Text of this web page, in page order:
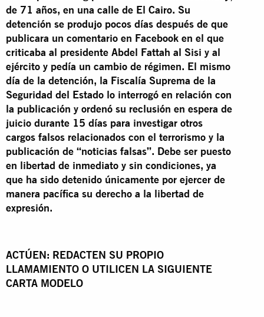
de 71 años, en una calle de El Cairo. Su
detención se produjo pocos días después de que
publicara un comentario en Facebook en el que
criticaba al presidente Abdel Fattah al Sisi y al
ejército y pedía un cambio de régimen. El mismo
día de la detención, la Fiscalía Suprema de la
Seguridad del Estado lo interrogó en relación con
la publicación y ordenó su reclusión en espera de
juicio durante 15 días para investigar otros
cargos falsos relacionados con el terrorismo y la
publicación de “noticias falsas”. Debe ser puesto
en libertad de inmediato y sin condiciones, ya
que ha sido detenido únicamente por ejercer de
manera pacífica su derecho a la libertad de
expresión.
ACTÚEN: REDACTEN SU PROPIO
LLAMAMIENTO O UTILICEN LA SIGUIENTE
CARTA MODELO